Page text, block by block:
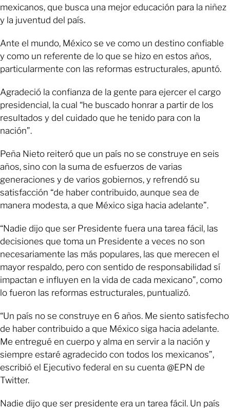
mexicanos, que busca una mejor educación para la niñez
y la juventud del país.
Ante el mundo, México se ve como un destino confiable
y como un referente de lo que se hizo en estos años,
particularmente con las reformas estructurales, apuntó.
Agradeció la confianza de la gente para ejercer el cargo
presidencial, la cual “he buscado honrar a partir de los
resultados y del cuidado que he tenido para con la
nación”.
Peña Nieto reiteró que un país no se construye en seis
años, sino con la suma de esfuerzos de varias
generaciones y de varios gobiernos, y refrendó su
satisfacción “de haber contribuido, aunque sea de
manera modesta, a que México siga hacia adelante”.
“Nadie dijo que ser Presidente fuera una tarea fácil, las
decisiones que toma un Presidente a veces no son
necesariamente las más populares, las que merecen el
mayor respaldo, pero con sentido de responsabilidad sí
impactan e influyen en la vida de cada mexicano”, como
lo fueron las reformas estructurales, puntualizó.
“Un país no se construye en 6 años. Me siento satisfecho
de haber contribuido a que México siga hacia adelante.
Me entregué en cuerpo y alma en servir a la nación y
siempre estaré agradecido con todos los mexicanos”,
escribió el Ejecutivo federal en su cuenta @EPN de
Twitter.
Nadie dijo que ser presidente era un tarea fácil. Un país